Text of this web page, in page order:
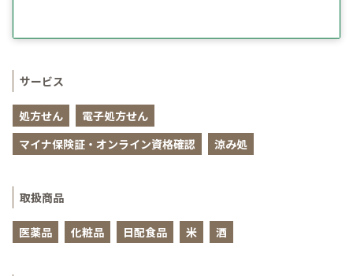
サービス
処方せん
電子処方せん
マイナ保険証・オンライン資格確認
涼み処
取扱商品
医薬品 化粧品 日配食品 米 酒